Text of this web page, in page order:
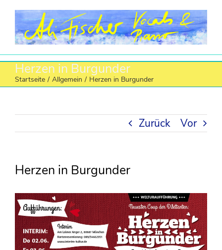
Inhalt
springen
Herzen in Burgunder
Startseite / Allgemein / Herzen in Burgunder
Zurück Vor
Herzen in Burgunder